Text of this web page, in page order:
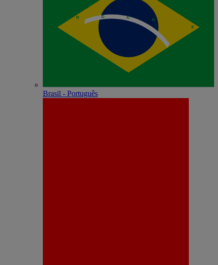
Brasil - Português